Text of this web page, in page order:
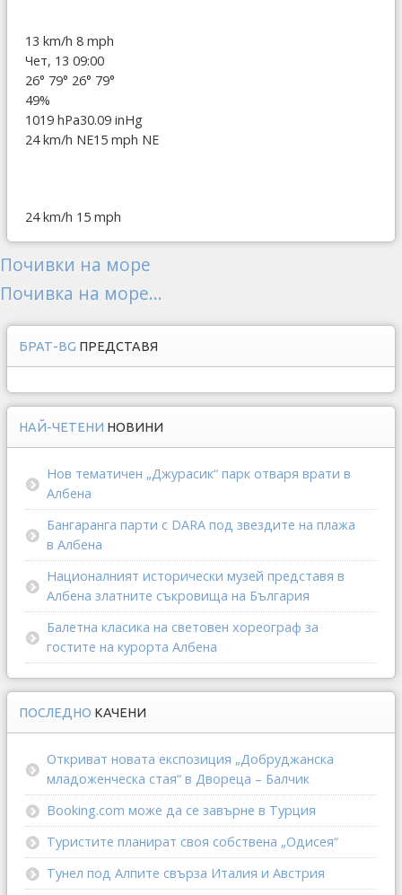
13 km/h 8 mph
Чет, 13 09:00
26° 79° 26° 79°
49%
1019 hPa30.09 inHg
24 km/h NE15 mph NE
24 km/h 15 mph
Почивки на море
Почивка на море...
БРАТ-BG ПРЕДСТАВЯ
НАЙ-ЧЕТЕНИ НОВИНИ
Нов тематичен „Джурасик“ парк отваря врати в
Албена
Бангаранга парти с DARA под звездите на плажа
в Албена
Националният исторически музей представя в
Албена златните съкровища на България
Балетна класика на световен хореограф за
гостите на курорта Албена
ПОСЛЕДНО КАЧЕНИ
Откриват новата експозиция „Добруджанска
младоженческа стая“ в Двореца – Балчик
Booking.com може да се завърне в Турция
Туристите планират своя собствена „Одисея“
Тунел под Алпите свърза Италия и Австрия